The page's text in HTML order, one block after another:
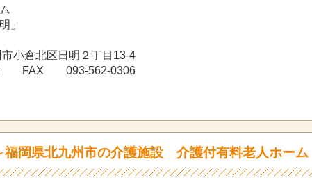
ム
」
小倉北区日明２丁目13-4
FAX 093-562-0306
福岡県北九州市の介護施設 介護付有料老人ホーム